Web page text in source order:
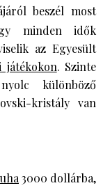
beszél most
minden idők
az Egyesült
játékokon. Szinte
különböző
kristály van
3000 dollárba,